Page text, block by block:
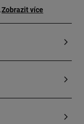
Zobrazit více